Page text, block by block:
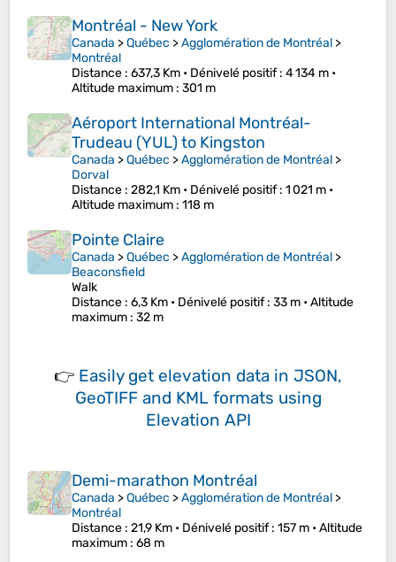
Montréal - New York
Canada >Québec >Agglomération de Montréal >
Montréal
Distance : 637,3 Km • Dénivelé positif: 4 134 m •
Altitude maximum : 301 m
Aéroport International Montréal-
Trudeau (YUL) to Kingston
Canada >Québec >Agglomération de Montréal >
Dorval
Distance : 282,1 Km • Dénivelé positif: 1 021 m •
Altitude maximum : 118 m
Pointe Claire
Canada >Québec >Agglomération de Montréal >
Beaconsfield
Walk
Distance : 6,3 Km • Dénivelé positif: 33 m •Altitude
maximum : 32 m
👉 Easily get elevation data in JSON,
GeoTIFF and KML formats using
Elevation API
Demi-marathon Montréal
Canada >Québec >Agglomération de Montréal >
Montréal
Distance : 21,9 Km • Dénivelé positif: 157 m •Altitude
maximum : 68 m